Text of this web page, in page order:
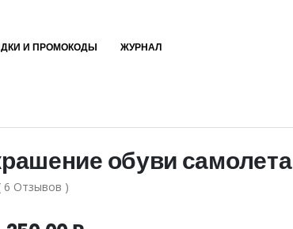
И ПРОМОКОДЫ ЖУРНАЛ
обуви самолета
6 Отзывов )